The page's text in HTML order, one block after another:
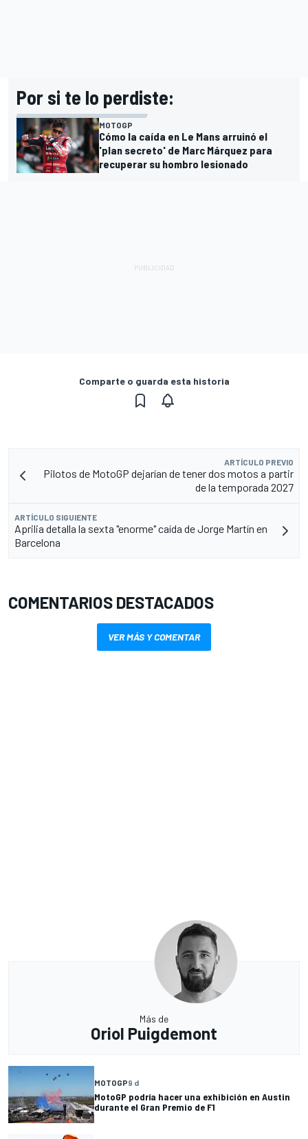
Por si te lo perdiste:
MOTOGP
Cómo la caída en Le Mans arruinó el
'plan secreto' de Marc Márquez para
recuperar su hombro lesionado
Comparte o guarda esta historia
ARTÍCULO PREVIO
Pilotos de MotoGP dejarían de tener dos motos a partir
de la temporada 2027
ARTÍCULO SIGUIENTE
Aprilia detalla la sexta "enorme" caída de Jorge Martín en
Barcelona
COMENTARIOS DESTACADOS
VER MÁS Y COMENTAR
Más de
Oriol Puigdemont
MOTOGP9 d
MotoGP podría hacer una exhibición en Austin
durante el Gran Premio de F1